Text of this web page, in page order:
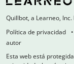
Quillbot, a Learneo, Inc.
Política de privacidad
autor
Esta web está